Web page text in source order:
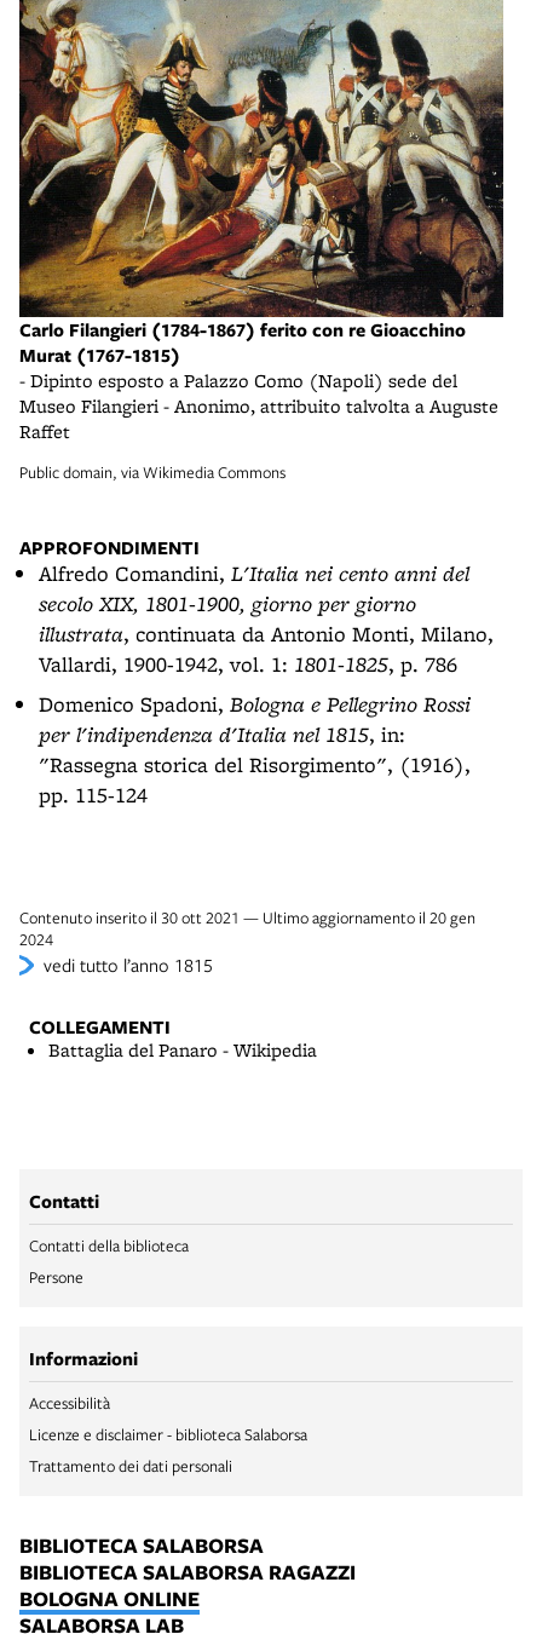
Carlo Filangieri (1784-1867) ferito con re Gioacchino
Murat (1767-1815)
- Dipinto esposto a Palazzo Como (Napoli) sede del
Museo Filangieri - Anonimo, attribuito talvolta a Auguste
Raffet
Public domain, via Wikimedia Commons
APPROFONDIMENTI
Alfredo Comandini, L'Italia nei cento anni del
secolo XIX, 1801-1900, giorno per giorno
illustrata, continuata da Antonio Monti, Milano,
Vallardi, 1900-1942, vol. 1: 1801-1825, p. 786
Domenico Spadoni, Bologna e Pellegrino Rossi
per l'indipendenza d'Italia nel 1815, in:
"Rassegna storica del Risorgimento", (1916),
pp. 115-124
Contenuto inserito il 30 ott 2021 — Ultimo aggiornamento il 20 gen
2024
vedi tutto l’anno 1815
COLLEGAMENTI
Battaglia del Panaro - Wikipedia
Contatti
Contatti della biblioteca
Persone
Informazioni
Accessibilità
Licenze e disclaimer - biblioteca Salaborsa
Trattamento dei dati personali
BIBLIOTECA SALABORSA
BIBLIOTECA SALABORSA RAGAZZI
BOLOGNA ONLINE
SALABORSA LAB